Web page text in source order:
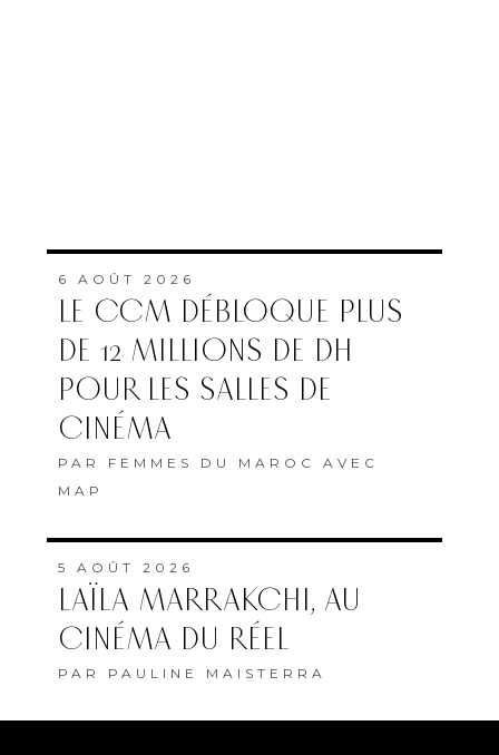
6 AOÛT 2026
LE CCM DÉBLOQUE PLUS
DE 12 MILLIONS DE DH
POUR LES SALLES DE
CINÉMA
PAR FEMMES DU MAROC AVEC
MAP
5 AOÛT 2026
LAÏLA MARRAKCHI, AU
CINÉMA DU RÉEL
PAR PAULINE MAISTERRA